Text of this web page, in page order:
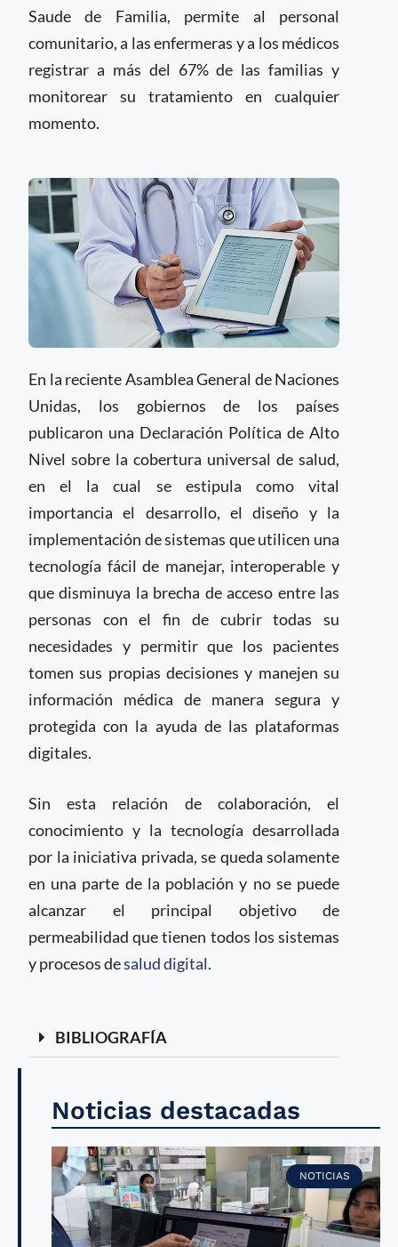
Saude de Familia, permite al personal
comunitario, a las enfermeras y a los médicos
registrar a más del 67% de las familias y
monitorear su tratamiento en cualquier
momento.
En la reciente Asamblea General de Naciones
Unidas, los gobiernos de los países
publicaron una Declaración Política de Alto
Nivel sobre la cobertura universal de salud,
en el la cual se estipula como vital
importancia el desarrollo, el diseño y la
implementación de sistemas que utilicen una
tecnología fácil de manejar, interoperable y
que disminuya la brecha de acceso entre las
personas con el fin de cubrir todas su
necesidades y permitir que los pacientes
tomen sus propias decisiones y manejen su
información médica de manera segura y
protegida con la ayuda de las plataformas
digitales.
Sin esta relación de colaboración, el
conocimiento y la tecnología desarrollada
por la iniciativa privada, se queda solamente
en una parte de la población y no se puede
alcanzar el principal objetivo de
permeabilidad que tienen todos los sistemas
y procesos desalud digital.
BIBLIOGRAFÍA
Noticias destacadas
NOTICIAS